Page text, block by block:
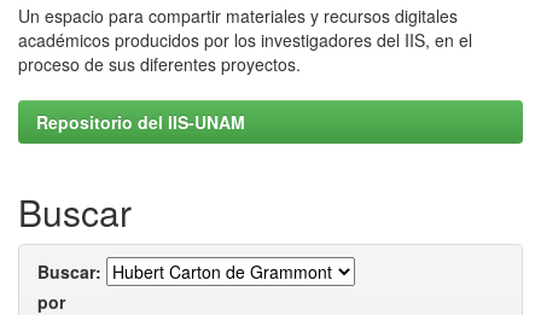
Un espacio para compartir materiales y recursos digitales
académicos producidos por los investigadores del IIS, en el
proceso de sus diferentes proyectos.
Repositorio del IIS-UNAM
Buscar
Buscar:
por